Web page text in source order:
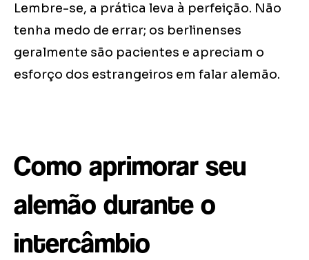
Lembre-se, a prática leva à perfeição. Não
tenha medo de errar; os berlinenses
geralmente são pacientes e apreciam o
esforço dos estrangeiros em falar alemão.
Como aprimorar seu
alemão durante o
intercâmbio